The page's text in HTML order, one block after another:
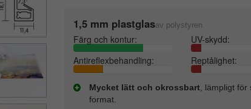
1,5 mm plastglasav polystyren
Färg och kontur:
UV-skydd:
Antireflexbehandling:
Reptålighet:
Mycket lätt och okrossbart, lämpligt för
format.